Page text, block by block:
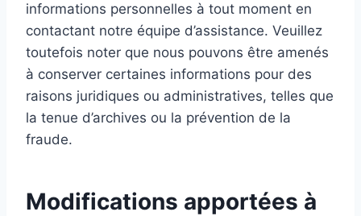
informations personnelles à tout moment en
contactant notre équipe d’assistance. Veuillez
toutefois noter que nous pouvons être amenés
à conserver certaines informations pour des
raisons juridiques ou administratives, telles que
la tenue d’archives ou la prévention de la
fraude.
Modifications apportées à